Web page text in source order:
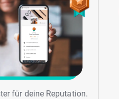
für deine Reputation.